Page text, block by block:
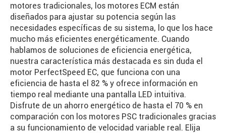
motores tradicionales, los motores ECM están
diseñados para ajustar su potencia según las
necesidades específicas de su sistema, lo que los hace
mucho más eficientes energéticamente. Cuando
hablamos de soluciones de eficiencia energética,
nuestra característica más destacada es sin duda el
motor PerfectSpeed ​​EC, que funciona con una
eficiencia de hasta el 82 % y ofrece información en
tiempo real mediante una pantalla LED intuitiva.
Disfrute de un ahorro energético de hasta el 70 % en
comparación con los motores PSC tradicionales gracias
a su funcionamiento de velocidad variable real. Elija